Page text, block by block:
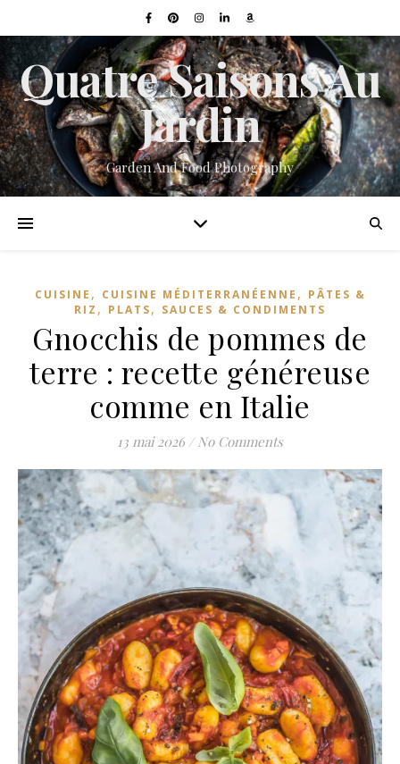
Quatre Saisons Au
Jardin
Garden And Food Photography
CUISINE , CUISINE MÉDITERRANÉENNE , PÂTES &
RIZ , PLATS, SAUCES & CONDIMENTS
Gnocchis de pommes de
terre : recette généreuse
comme en Italie
13 mai 2026 / No Comments